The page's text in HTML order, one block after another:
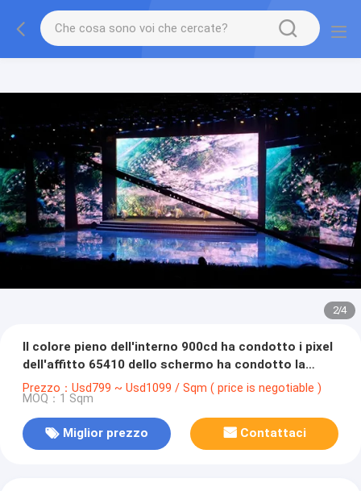
2/4
Il colore pieno dell'interno 900cd ha condotto i pixel
dell'affitto 65410 dello schermo ha condotto la
parete ccc della matrice
Prezzo：Usd799 ~ Usd1099 / Sqm ( price is negotiable )
MOQ：1 Sqm
Miglior prezzo Contattaci